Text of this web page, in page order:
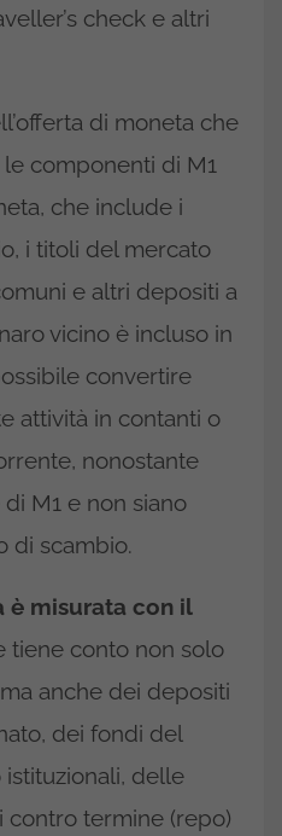
check e altri
di moneta che
componenti di M1
che include i
i titoli del mercato
e altri depositi a
vicino è incluso in
convertire
attività in contanti o
nonostante
M1 e non siano
di scambio.
è misurata con il
tiene conto non solo
anche dei depositi
dei fondi del
delle
contro termine (repo)